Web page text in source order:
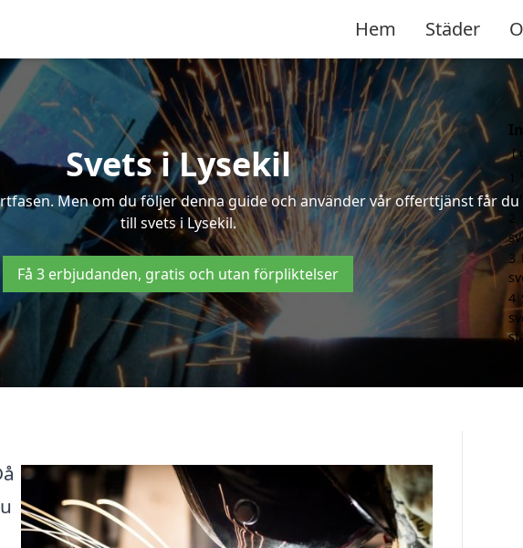
Hem Städer
Svets i Lysekil
Men om du följer denna guide och använder vår offerttjänst får
till svets i Lysekil.
Få 3 erbjudanden, gratis och utan förpliktelser
3
4